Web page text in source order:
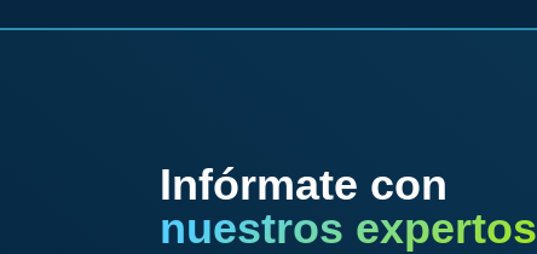
Infórmate con
nuestros expertos